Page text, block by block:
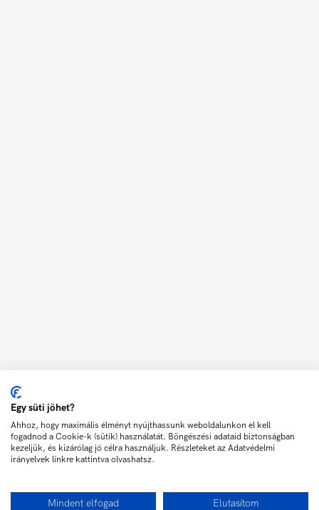
Egy süti jöhet?
Ahhoz, hogy maximális élményt nyújthassunk weboldalunkon el kell
fogadnod a Cookie-k (sütik) használatát. Böngészési adataid biztonságban
kezeljük, és kizárólag jó célra használjuk. Részleteket az Adatvédelmi
irányelvek linkre kattintva olvashatsz.
Mindent elfogad Elutasítom